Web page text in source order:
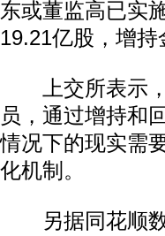
东或董监高已实
19.21亿股，增持
上交所表示，
员，通过增持和
情况下的现实需
化机制。
另据同花顺数